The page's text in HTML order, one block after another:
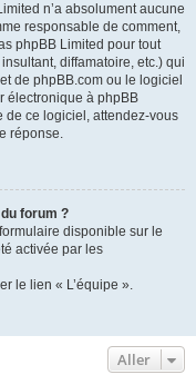
n’a absolument aucune
responsable de comment,
phpBB Limited pour tout
diffamatoire, etc.) qui
de phpBB.com ou le logiciel
électronique à phpBB
de ce logiciel, attendez-vous
réponse.
forum ?
disponible sur le
activée par les
le lien « L’équipe ».
Aller